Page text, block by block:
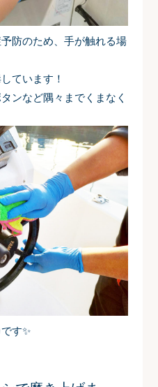
防のため、手が触れる場
ています！
ンなど隅々までくまなく
す✨